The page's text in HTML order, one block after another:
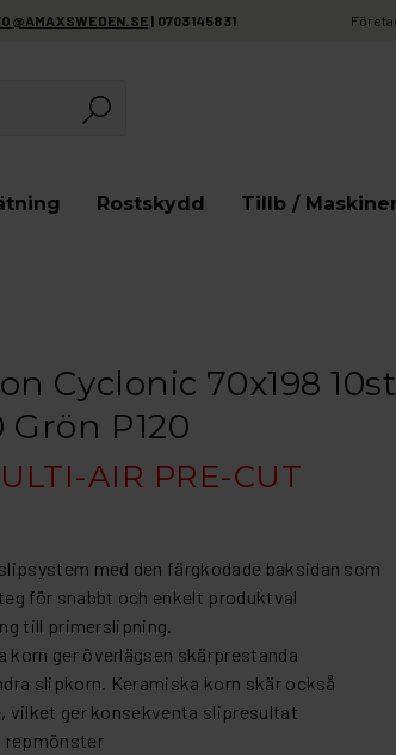
| 0703145831
Rostskydd Tillb /
Cyclonic 70x198
Grön P120
AIR PRE-CUT
med den färgkodade baksidan som
för snabbt och enkelt produktval
till primerslipning.
korn ger överlägsen skärprestanda
slipkorn. Keramiska korn skär också
vilket ger konsekventa slipresultat